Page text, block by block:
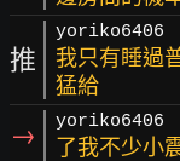
推
yoriko6406
我只有睡過
猛給
→ yoriko6406
了我不少小